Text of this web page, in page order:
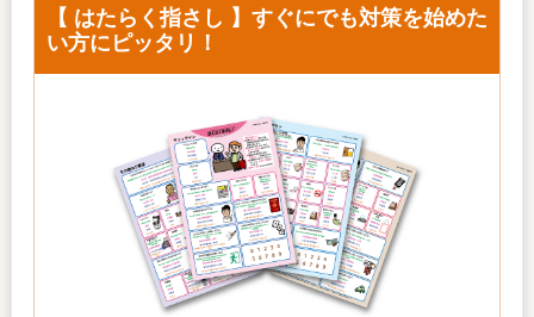
【 はたらく指さし 】すぐにでも対策を始めた
い方にピッタリ！